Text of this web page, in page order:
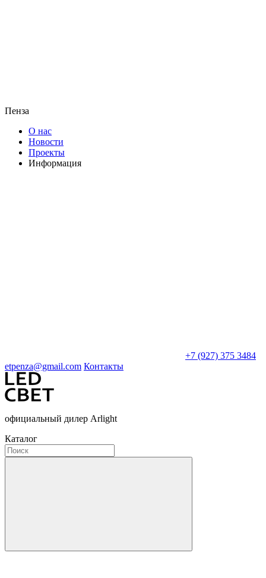
Пенза
О нас
Новости
Проекты
Информация
+7 (927) 375 3484
etpenza@gmail.com Контакты
официальный дилер Arlight
Каталог